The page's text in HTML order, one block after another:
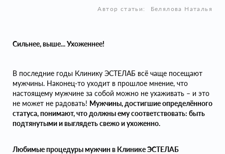
Автор статьи: Белялова Наталья
Сильнее, выше... Ухоженнее!
В последние годы Клинику ЭСТЕЛАБ всё чаще посещают
мужчины. Наконец-то уходит в прошлое мнение, что
настоящему мужчине за собой можно не ухаживать – и это
не может не радовать! Мужчины, достигшие определённого
статуса, понимают, что должны ему соответствовать: быть
подтянутыми и выглядеть свежо и ухоженно.
Любимые процедуры мужчин в Клинике ЭСТЕЛАБ